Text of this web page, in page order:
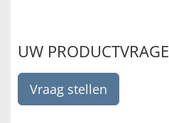
UW
Vraag stellen